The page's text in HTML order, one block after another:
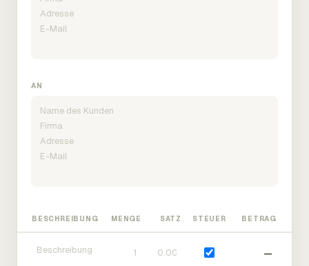
AN
BESCHREIBUNG MENGE SATZ STEUER BETRAG
—